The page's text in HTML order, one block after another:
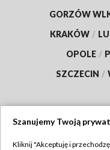
GORZÓW
KRAKÓW /
OPOLE /
SZCZECIN /
Szanujemy Twoją
Kliknij "Akceptuję i